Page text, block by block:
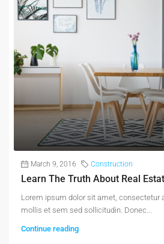
March 9, 2016 Construction
Learn The Truth About Real
Lorem ipsum dolor sit amet, consectetur
mollis et sem sed sollicitudin. Donec...
Continue reading